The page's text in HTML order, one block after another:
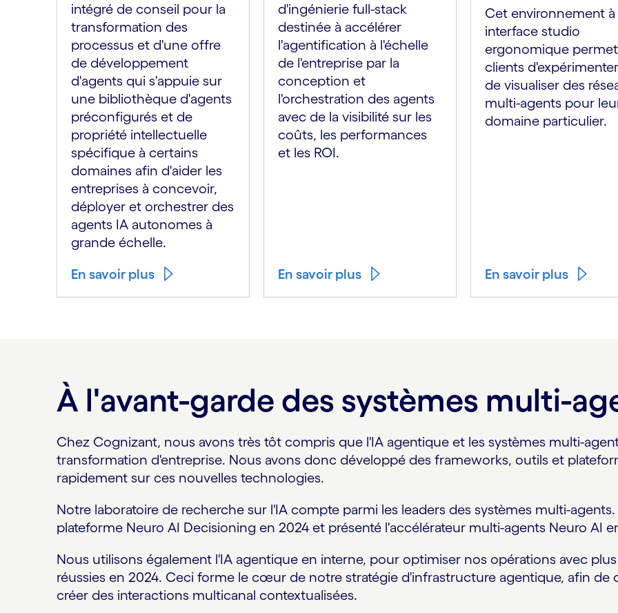
intégré de conseil pour la
transformation des
processus et d'une offre
de développement
d'agents qui s'appuie sur
une bibliothèque d'agents
préconfigurés et de
propriété intellectuelle
spécifique à certains
domaines afin d'aider les
entreprises à concevoir,
déployer et orchestrer des
agents IA autonomes à
grande échelle.
En savoir plus
d'ingénierie full-stack
destinée à accélérer
l'agentification à l'échelle
de l'entreprise par la
conception et
l'orchestration des agents
avec de la visibilité sur les
coûts, les performances
et les ROI.
En savoir plus
Cet environnement à
interface studio
ergonomique
clients
de visualiser des
multi-agents pour
domaine particulier.
En savoir plus
À l'avant-garde des systèmes multi-
Chez Cognizant, nous avons très tôt compris que l'IA agentique et les systèmes multi-
transformation d'entreprise. Nous avons donc développé des frameworks, outils et
rapidement sur ces nouvelles technologies.
Notre laboratoire de recherche sur l'IA compte parmi les leaders des systèmes multi-
plateforme Neuro AI Decisioning en 2024 et présenté l'accélérateur multi-agents Neuro AI
Nous utilisons également l'IA agentique en interne, pour optimiser nos opérations avec
réussies en 2024. Ceci forme le cœur de notre stratégie d'infrastructure agentique, afin de
créer des interactions multicanal contextualisées.